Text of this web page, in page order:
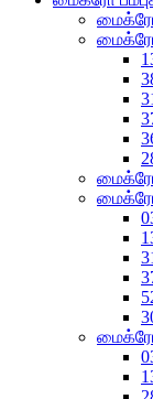
மைக்ரோ
மைக்ரோ